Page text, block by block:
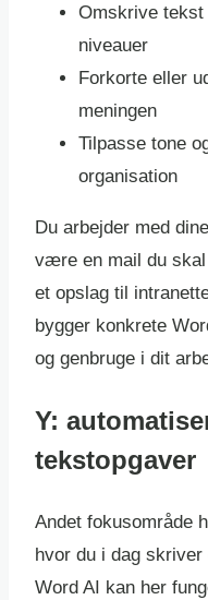
Omskrive tekst
niveauer
Forkorte eller
meningen
Tilpasse tone
organisation
Du arbejder med
være en mail du skal
et opslag til
bygger konkrete
og genbruge i dit
Y:
tekstopgaver
Andet fokusområde
hvor du i dag
Word AI kan her